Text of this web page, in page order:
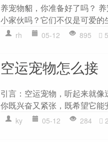
养宠物貂，你准备好了吗？
小家伙吗？它们不仅是可爱
rh 05-12 895
空运宠物怎么接
引言：空运宠物，听起来就
你既兴奋又紧张，既希望它
ky 05-12 284